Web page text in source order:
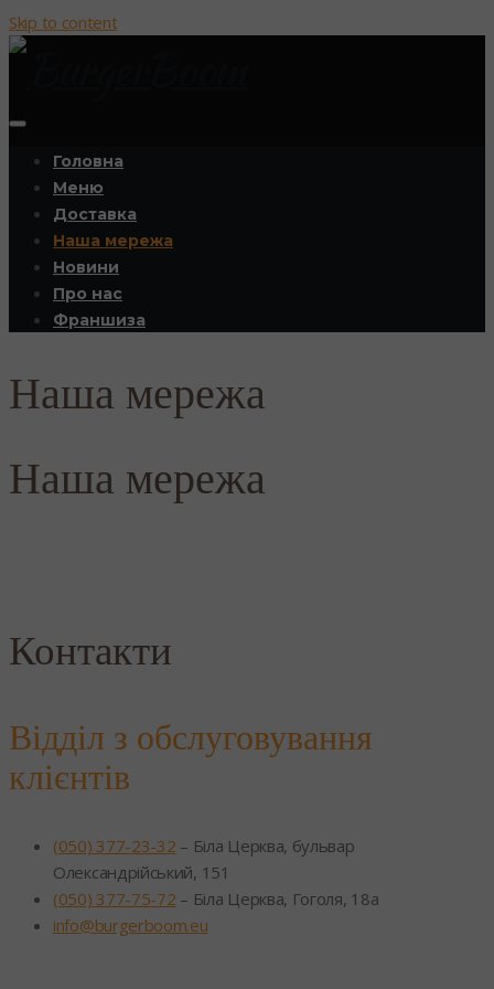
Skip to content
Головна
Меню
Доставка
Наша мережа
Новини
Про нас
Франшиза
Наша мережа
Наша мережа
Контакти
Відділ з обслуговування
клієнтів
(050) 377-23-32 – Біла Церква, бульвар
Олександрійський, 151
(050) 377-75-72 – Біла Церква, Гоголя, 18а
info@burgerboom.eu